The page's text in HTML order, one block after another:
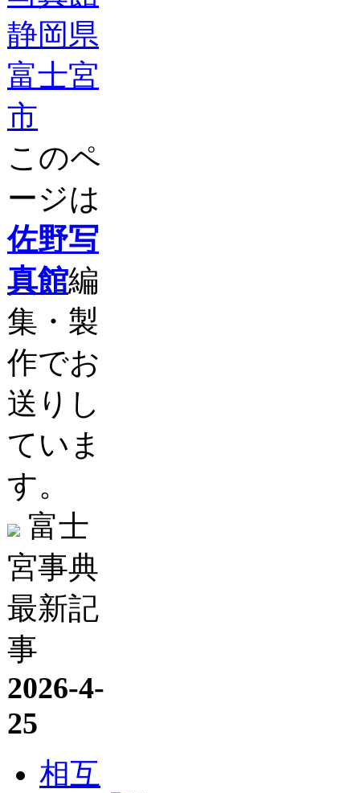
このペ
ージは
佐野写
真館編
集・製
作でお
送りし
ていま
す。
富士
宮事典
最新記
事
2026-4-
25
相互